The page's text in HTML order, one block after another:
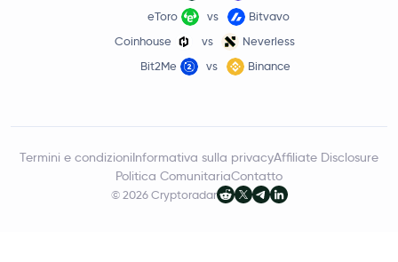
eToro
vs
Bitvavo
Coinhouse
vs
Neverless
Bit2Me
vs Binance
© 2026 Cryptoradar
Termini e condizioniInformativa sulla privacyAffiliate Disclosure
Politica ComunitariaContatto